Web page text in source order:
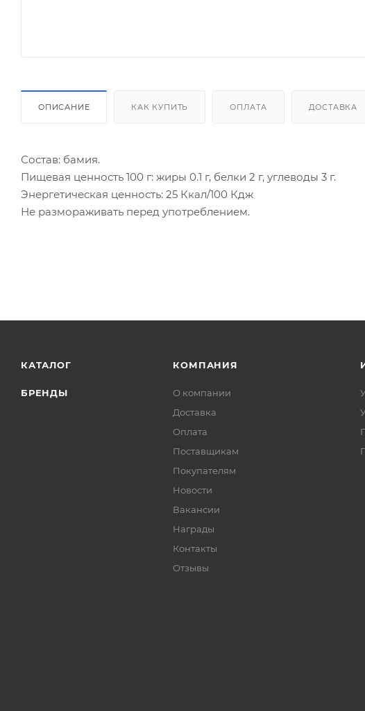
ОПИСАНИЕ КАК КУПИТЬ ОПЛАТА ДОСТАВКА
Состав: бамия.
Пищевая ценность 100 г: жиры 0.1 г, белки 2 г, углеводы 3 г.
Энергетическая ценность: 25 Ккал/100 Кдж
Не размораживать перед употреблением.
КАТАЛОГ
БРЕНДЫ
КОМПАНИЯ
О компании
Доставка
Оплата
Поставщикам
Покупателям
Новости
Вакансии
Награды
Контакты
Отзывы